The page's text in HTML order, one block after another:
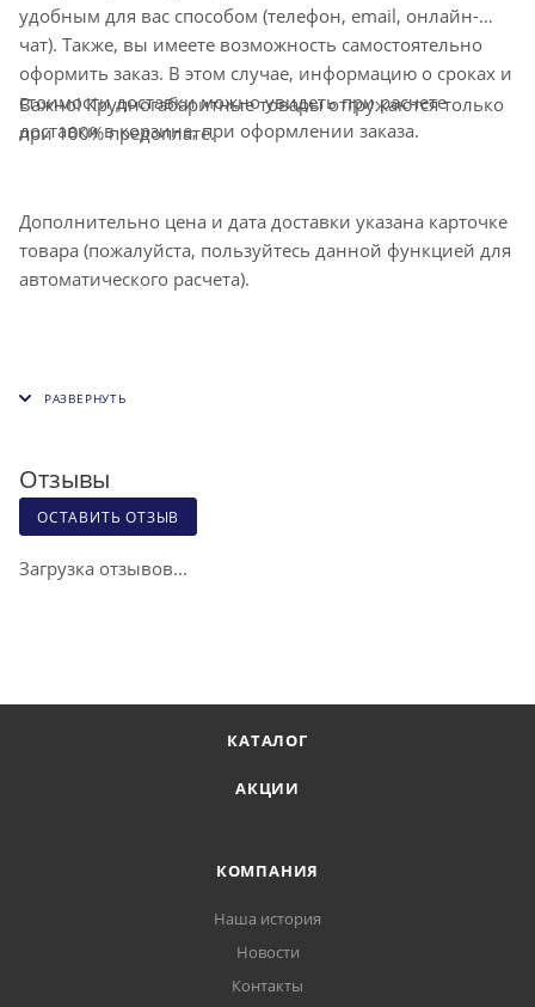
удобным для вас способом (телефон, email, онлайн-
чат). Также, вы имеете возможность самостоятельно
оформить заказ. В этом случае, информацию о сроках и
стоимости доставки можно увидеть при расчете
доставки в корзине, при оформлении заказа.
Важно! Крупногабаритные товары отгружаются только
при 100% предоплате.
Дополнительно цена и дата доставки указана карточке
товара (пожалуйста, пользуйтесь данной функцией для
автоматического расчета).
Отзывы
ОСТАВИТЬ ОТЗЫВ
Загрузка отзывов...
КАТАЛОГ
АКЦИИ
КОМПАНИЯ
Наша история
Новости
Контакты